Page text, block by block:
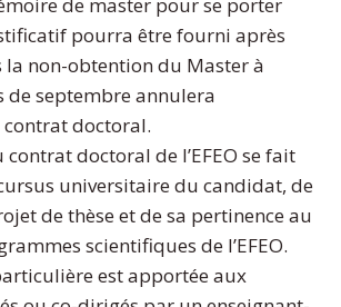
pourra être fourni après
la non-obtention du Master à
de septembre annulera
doctoral.
doctoral de l’EFEO se fait
universitaire du candidat, de
de thèse et de sa pertinence au
scientifiques de l’EFEO.
est apportée aux